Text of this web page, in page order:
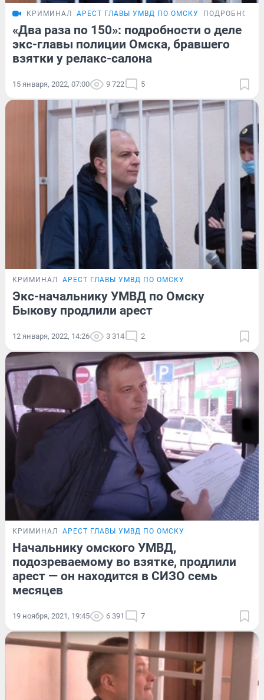
КРИМИНАЛ АРЕСТ ГЛАВЫ УМВД ПО ОМСКУ ПОДРОБНОСТИ
«Два раза по 150»: подробности о деле
экс-главы полиции Омска, бравшего
взятки у релакс-салона
15 января, 2022, 07:00 9 722 5
КРИМИНАЛ АРЕСТ ГЛАВЫ УМВД ПО ОМСКУ
Экс-начальнику УМВД по Омску
Быкову продлили арест
12 января, 2022, 14:26 3 314 2
КРИМИНАЛ АРЕСТ ГЛАВЫ УМВД ПО ОМСКУ
Начальнику омского УМВД,
подозреваемому во взятке, продлили
арест — он находится в СИЗО семь
месяцев
19 ноября, 2021, 19:45 6 391 7